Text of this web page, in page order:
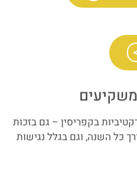
בקפריסין – גם בזכות
כל השנה, וגם בגלל נגישות